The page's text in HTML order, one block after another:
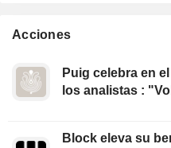
Acciones
Puig celebra en
los analistas :
Block eleva su